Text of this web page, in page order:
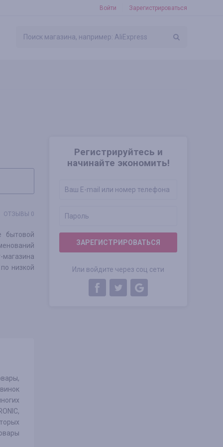
Войти Зарегистрироваться
Регистрируйтесь и
начинайте экономить!
ЗАРЕГИСТРИРОВАТЬСЯ
Или войдите через соц сети
ОТЗЫВЫ 0
бытовой
низкой